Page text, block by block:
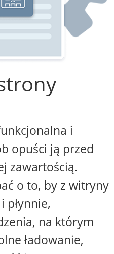
i
opuści ją przed
zawartością.
o to, by z witryny
płynnie,
na którym
ładowanie,